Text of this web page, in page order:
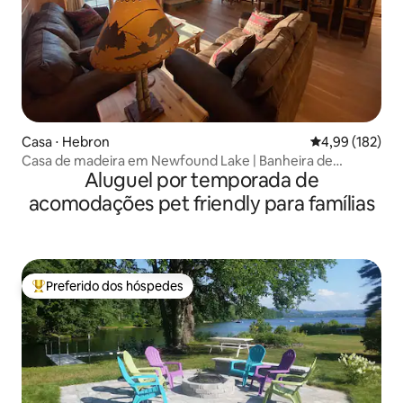
Casa ⋅ Hebron 4,99 de uma
4,99 (182)
Casa de madeira em Newfound Lake | Banheira de
hidromassagem e vista para o lago
Aluguel por temporada de
acomodações pet friendly para famílias
Entre os melhores preferidos dos hóspedes
Preferido dos hóspedes